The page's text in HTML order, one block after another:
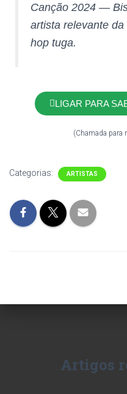
Canção 2024 —
artista relevante
hop tuga.
LIGAR PARA
(Chamada para
Categorias: ARTISTAS
Artigos